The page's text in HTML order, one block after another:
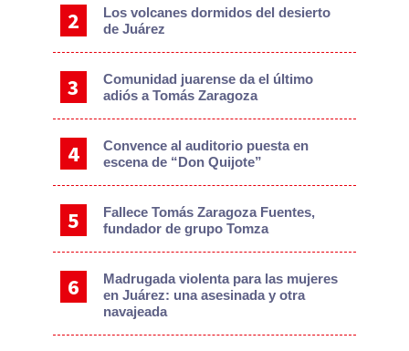
Los volcanes dormidos del desierto
de Juárez
Comunidad juarense da el último
adiós a Tomás Zaragoza
Convence al auditorio puesta en
escena de “Don Quijote”
Fallece Tomás Zaragoza Fuentes,
fundador de grupo Tomza
Madrugada violenta para las mujeres
en Juárez: una asesinada y otra
navajeada